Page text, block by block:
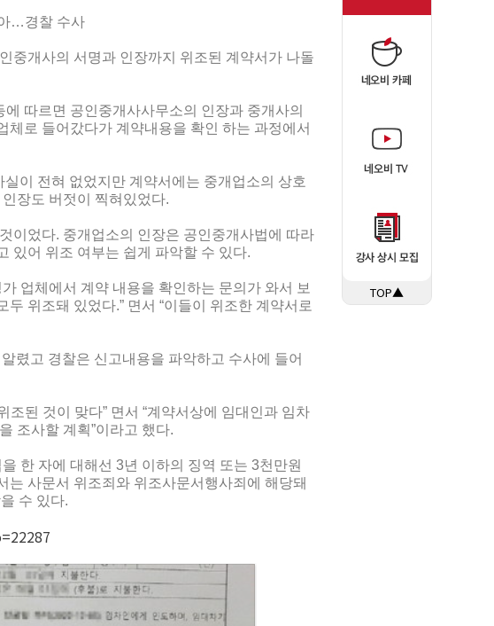
TOP▲
…경찰 수사
중개사의 서명과 인장까지 위조된 계약서가 나돌
따르면 공인중개사사무소의 인장과 중개사의
로 들어갔다가 계약내용을 확인 하는 과정에서
이 전혀 없었지만 계약서에는 중개업소의 상호
장도 버젓이 찍혀있었다.
이었다. 중개업소의 인장은 공인중개사법에 따라
있어 위조 여부는 쉽게 파악할 수 있다.
업체에서 계약 내용을 확인하는 문의가 와서 보
위조돼 있었다.” 면서 “이들이 위조한 계약서로
렸고 경찰은 신고내용을 파악하고 수사에 들어
된 것이 맞다” 면서 “계약서상에 임대인과 임차
조사할 계획”이라고 했다.
한 자에 대해선 3년 이하의 징역 또는 3천만원
사문서 위조죄와 위조사문서행사죄에 해당돼
수 있다.